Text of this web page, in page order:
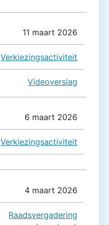
11 maart 2026
Verkiezingsactiviteit
Videoverslag
6 maart 2026
Verkiezingsactiviteit
4 maart 2026
Raadsvergadering